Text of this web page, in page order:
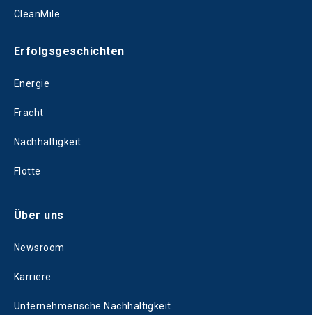
CleanMile
Erfolgsgeschichten
Energie
Fracht
Nachhaltigkeit
Flotte
Über uns
Newsroom
Karriere
Unternehmerische Nachhaltigkeit